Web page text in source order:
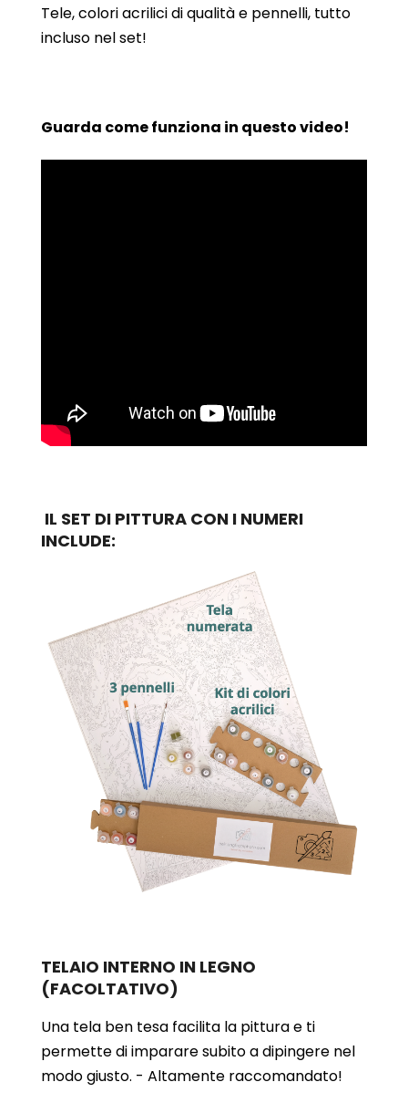
Tele, colori acrilici di qualità e pennelli, tutto
incluso nel set!
Guarda come funziona in questo video!
IL SET DI PITTURA CON I NUMERI
INCLUDE:
TELAIO INTERNO IN LEGNO
(FACOLTATIVO)
Una tela ben tesa facilita la pittura e ti
permette di imparare subito a dipingere nel
modo giusto. - Altamente raccomandato!